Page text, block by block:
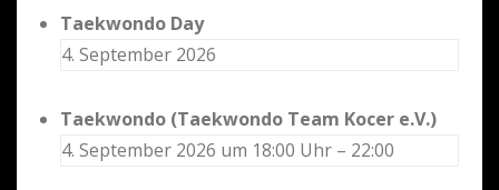
Taekwondo Day
4. September 2026
Taekwondo (Taekwondo Team Kocer e.V.)
4. September 2026 um 18:00 Uhr – 22:00